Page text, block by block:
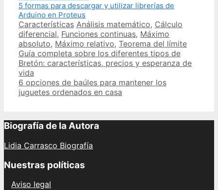
5 formas para descargar y utilizar librerías de
Arduino en Proteus
Categories
Características Tags
Análisis matemático, Cálculo
diferencial, Funciones continuas, Máximo
absoluto, Máximo relativo, Teorema del límite
Post
navigation
Guía completa sobre los diferentes tipos de
Bretón: características, precios y esperanza de
vida
6 opciones de baúles para mantener los
juguetes ordenados en casa
Biografía de la Autora
Lidia Carrasco Biografía
Nuestras políticas
Aviso legal